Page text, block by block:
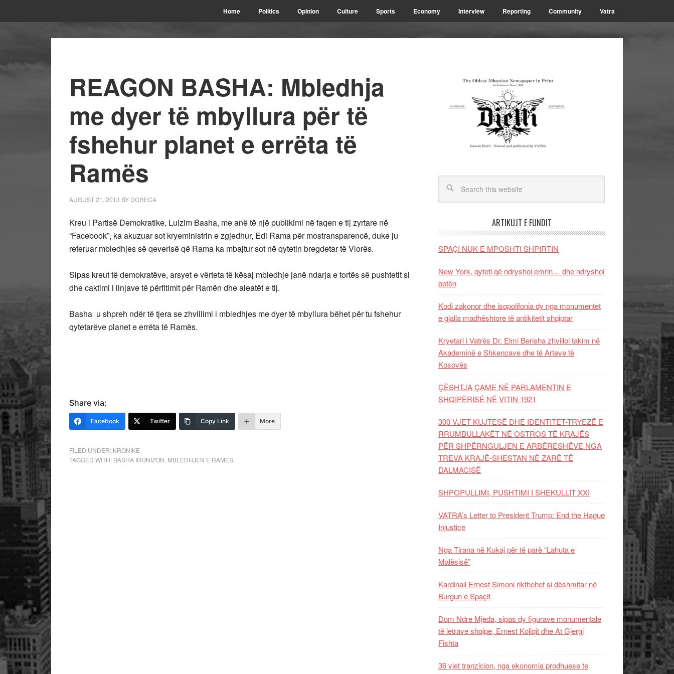
Home Politics Opinion Culture Sports Economy Interview Reporting Community Vatra
REAGON BASHA: Mbledhja
me dyer të mbyllura për të
fshehur planet e errëta të
Ramës
AUGUST 21, 2013 BY DGRECA
Kreu i Partisë Demokratike, Lulzim Basha, me anë të një publikimi në faqen e tij zyrtare në
“Facebook”, ka akuzuar sot kryeministrin e zgjedhur, Edi Rama për mostransparencë, duke ju
referuar mbledhjes së qeverisë që Rama ka mbajtur sot në qytetin bregdetar të Vlorës.
Sipas kreut të demokratëve, arsyet e vërteta të kësaj mbledhje janë ndarja e tortës së pushtetit si
dhe caktimi i linjave të përfitimit për Ramën dhe aleatët e tij.
Basha u shpreh ndër të tjera se zhvillimi i mbledhjes me dyer të mbyllura bëhet për tu fshehur
qytetarëve planet e errëta të Ramës.
Share via:
Facebook Twitter Copy Link More
FILED UNDER: KRONIKE
TAGGED WITH: BASHA IRONIZON MBLEDHJEN E RAMES
ARTIKUJT E FUNDIT
SPAÇI NUK E MPOSHTI SHPIRTIN
New York, qyteti që ndryshoi emrin… dhe ndryshoi
botën
Kodi zakonor dhe isopolifonia dy nga monumentet
e gjalla madhështore të antikitetit shqiptar
Kryetari i Vatrës Dr. Elmi Berisha zhvilloi takim në
Akademinë e Shkencave dhe të Arteve të
Kosovës
ÇËSHTJA ÇAME NË PARLAMENTIN E
SHQIPËRISË NË VITIN 1921
300 VJET KUJTESË DHE IDENTITET-TRYEZË E
RRUMBULLAKËT NË OSTROS TË KRAJËS
PËR SHPËRNGULJEN E ARBËRESHËVE NGA
TREVA KRAJË-SHESTAN NË ZARË TË
DALMACISË
SHPOPULLIMI, PUSHTIMI I SHEKULLIT XXI
VATRA’s Letter to President Trump: End the Hague
Injustice
Nga Tirana në Kukaj për të parë “Lahuta e
Malësisë”
Kardinali Ernest Simoni rikthehet si dëshmitar në
Burgun e Spaçit
Dom Ndre Mjeda, sipas dy figurave monumentale
të letrave shqipe, Ernest Koliqit dhe At Gjergj
Fishta
36 vjet tranzicion, nga ekonomia prodhuese te